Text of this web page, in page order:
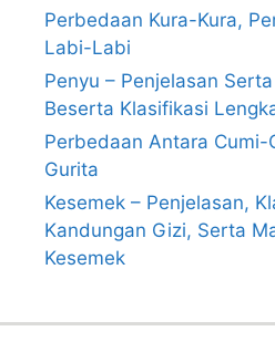
Perbedaan Kura-Kura,
Labi-Labi
Penyu – Penjelasan
Beserta Klasifikasi
Perbedaan Antara Cumi-
Gurita
Kesemek – Penjelasan,
Kandungan Gizi, Serta
Kesemek